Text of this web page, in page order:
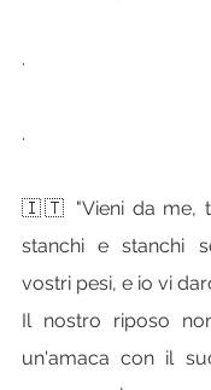
.
.
🇮🇹 "Vieni da me,
stanchi e stanchi
vostri pesi, e io vi
Il nostro riposo
un'amaca con il